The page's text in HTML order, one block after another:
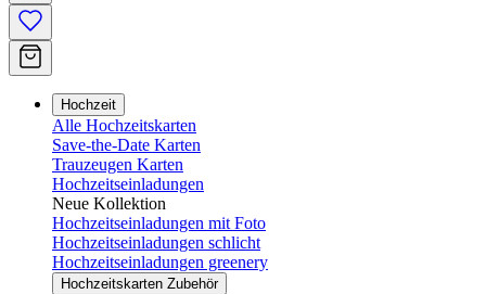
Hochzeit
Alle Hochzeitskarten
Save-the-Date Karten
Trauzeugen Karten
Hochzeitseinladungen
Neue Kollektion
Hochzeitseinladungen mit Foto
Hochzeitseinladungen schlicht
Hochzeitseinladungen greenery
Hochzeitskarten Zubehör